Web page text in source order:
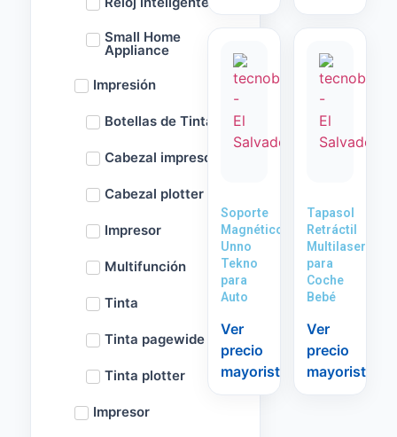
Small Home
Appliance
Impresión
Botellas de Tinta
Cabezal impresora
Cabezal plotter
Impresor
Multifunción
Tinta
Tinta pagewide
Tinta plotter
Impresor
Soporte
Magnético
Unno
Tekno
para
Auto
Ver
precio
mayorista
Tapasol
Retráctil
Multilaser
para
Coche
Bebé
Ver
precio
mayorista